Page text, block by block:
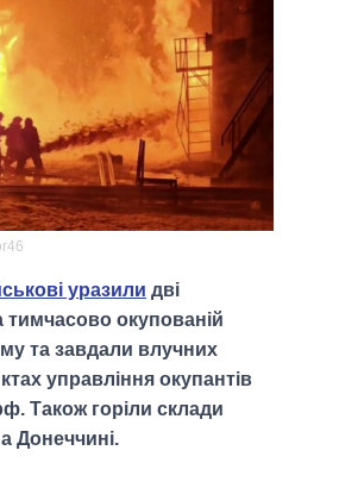
уразили дві
окупованій
та завдали влучних
управління окупантів
Також горіли склади
Донеччині.